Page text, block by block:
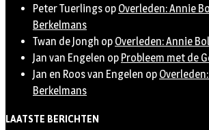
Peter Tuerlings op Overleden: Annie
Berkelmans
Twan de Jongh op Overleden: Annie
Jan van Engelen op Probleem met de
Jan en Roos van Engelen op
Berkelmans
LAATSTE BERICHTEN